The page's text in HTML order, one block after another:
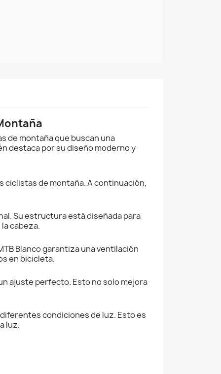
de montaña que buscan una
destaca por su diseño moderno y
ciclistas de montaña. A continuación,
Su estructura está diseñada para
cabeza.
Blanco garantiza una ventilación
en bicicleta.
ajuste perfecto. Esto no solo mejora
condiciones de luz. Esto es
luz.